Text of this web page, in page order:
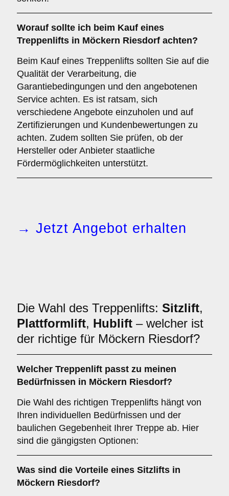
Worauf sollte ich beim Kauf eines
Treppenlifts in Möckern Riesdorf achten?
Beim Kauf eines Treppenlifts sollten Sie auf die
Qualität der Verarbeitung, die
Garantiebedingungen und den angebotenen
Service achten. Es ist ratsam, sich
verschiedene Angebote einzuholen und auf
Zertifizierungen und Kundenbewertungen zu
achten. Zudem sollten Sie prüfen, ob der
Hersteller oder Anbieter staatliche
Fördermöglichkeiten unterstützt.
→ Jetzt Angebot erhalten
Die Wahl des Treppenlifts: Sitzlift,
Plattformlift, Hublift – welcher ist
der richtige für Möckern Riesdorf?
Welcher Treppenlift passt zu meinen
Bedürfnissen in Möckern Riesdorf?
Die Wahl des richtigen Treppenlifts hängt von
Ihren individuellen Bedürfnissen und der
baulichen Gegebenheit Ihrer Treppe ab. Hier
sind die gängigsten Optionen:
Was sind die Vorteile eines Sitzlifts in
Möckern Riesdorf?